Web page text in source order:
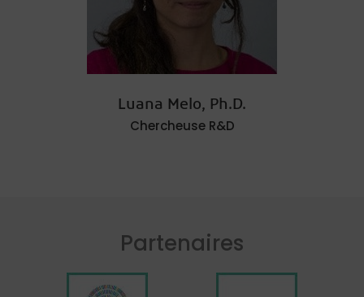
Luana Melo, Ph.D.
Chercheuse R&D
Partenaires